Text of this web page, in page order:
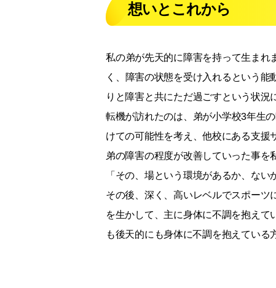
想いとこれから
私の弟が先天的に障害を持って生まれ
く、障害の状態を受け入れるという
りと障害と共にただ過ごすという状況
転機が訪れたのは、弟が小学校3年生
けての可能性を考え、他校にある支
弟の障害の程度が改善していった事を
「その、場という環境があるか、な
その後、深く、高いレベルでスポー
を生かして、主に身体に不調を抱え
も後天的にも身体に不調を抱えている